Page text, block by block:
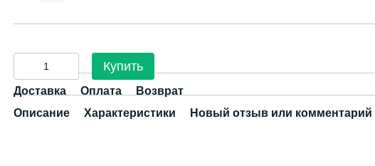
Купить
Доставка Оплата
Возврат
Описание
Характеристики Новый отзыв или комментарий